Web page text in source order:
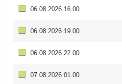
06.08.2026 16:00
06.08.2026 19:00
06.08.2026 22:00
07.08.2026 01:00